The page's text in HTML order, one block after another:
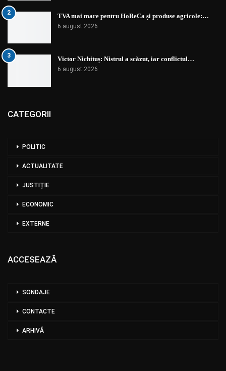
2 TVA mai mare pentru HoReCa și produse agricole:…
6 august 2026
3 Victor Nichituș: Nistrul a scăzut, iar conflictul…
6 august 2026
CATEGORII
POLITIC
ACTUALITATE
JUSTIȚIE
ECONOMIC
EXTERNE
ACCESEAZĂ
SONDAJE
CONTACTE
ARHIVĂ